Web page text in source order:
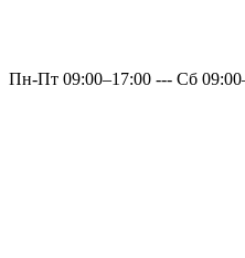
Пн-Пт 09:00–17:00 --- Сб